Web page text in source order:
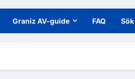
Graniz AV-guide FAQ Sök